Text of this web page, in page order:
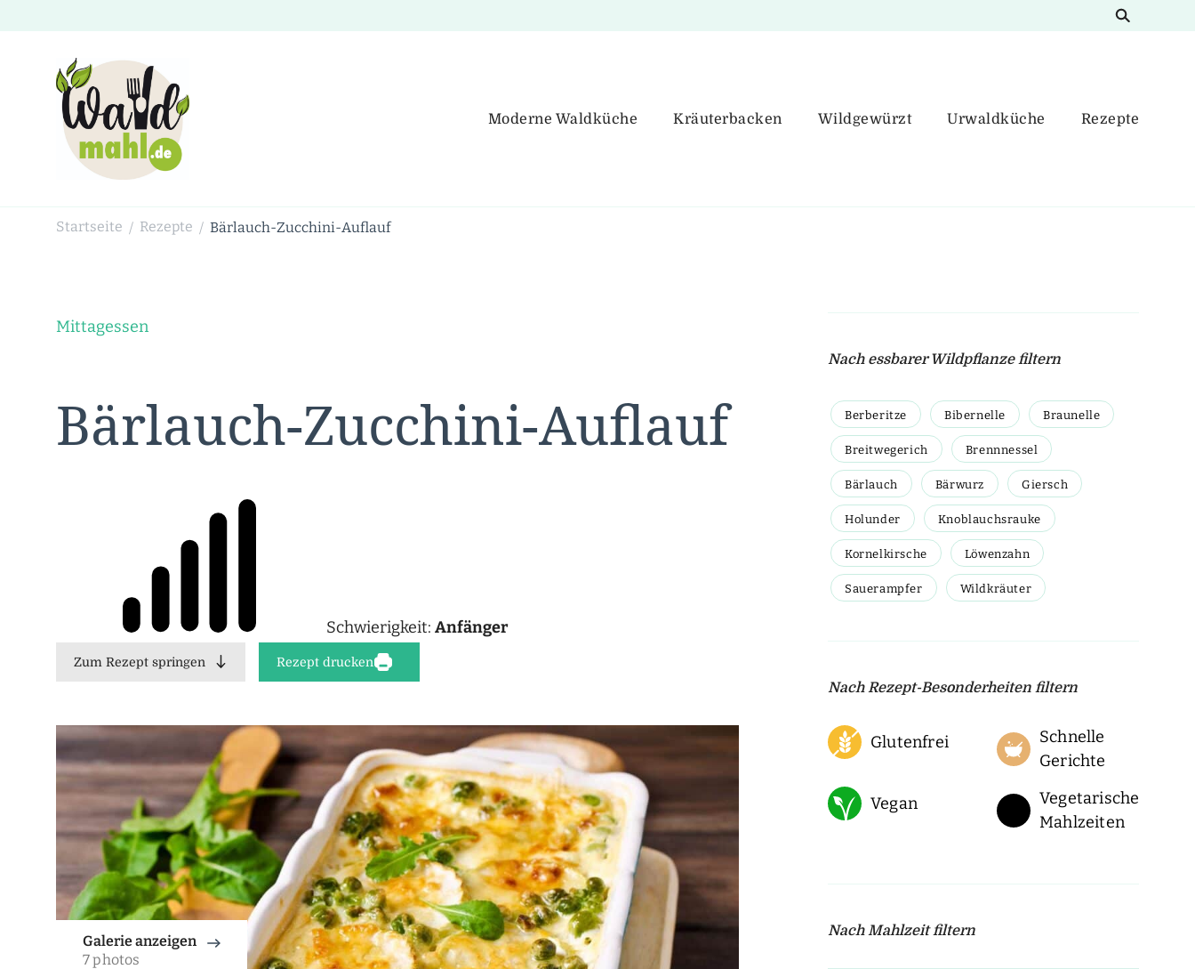
Moderne Waldküche Kräuterbacken Wildgewürzt Urwaldküche Rezepte
Startseite / Rezepte / Bärlauch-Zucchini-Auflauf
Mittagessen
Bärlauch-Zucchini-Auflauf
Schwierigkeit: Anfänger
Zum Rezept springen Rezept drucken
Galerie anzeigen
7 photos
Nach essbarer Wildpflanze filtern
Berberitze Bibernelle Braunelle
Breitwegerich Brennnessel
Bärlauch Bärwurz Giersch
Holunder Knoblauchsrauke
Kornelkirsche Löwenzahn
Sauerampfer Wildkräuter
Nach Rezept-Besonderheiten filtern
Glutenfrei
Schnelle
Gerichte
Vegan
Vegetarische
Mahlzeiten
Nach Mahlzeit filtern